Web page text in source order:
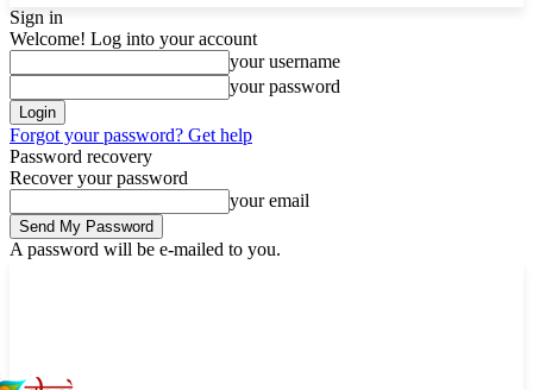
Sign in
Welcome! Log into your account
your username
your password
Forgot your password? Get help
Password recovery
Recover your password
your email
A password will be e-mailed to you.